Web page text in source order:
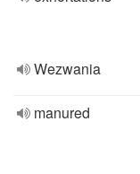
Wezwania
manured